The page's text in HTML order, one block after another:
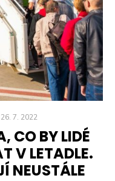
26. 7. 2022
CO BY LIDÉ
V LETADLE.
NEUSTÁLE